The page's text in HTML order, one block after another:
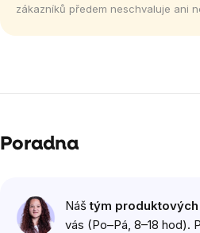
zákazníků předem neschvaluje ani
Poradna
Náštým
vás (Po–Pá, 8–18 hod).